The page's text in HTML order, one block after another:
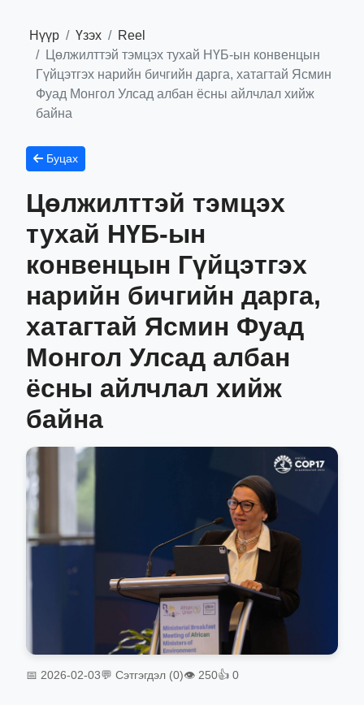
Нүүр Үзэх
Reel
Цөлжилттэй тэмцэх тухай НҮБ-ын конвенцын
Гүйцэтгэх нарийн бичгийн дарга, хатагтай Ясмин
Фуад Монгол Улсад албан ёсны айлчлал хийж
байна
Буцах
Цөлжилттэй тэмцэх
тухай НҮБ-ын
конвенцын Гүйцэтгэх
нарийн бичгийн дарга,
хатагтай Ясмин Фуад
Монгол Улсад албан
ёсны айлчлал хийж
байна
📅 2026-02-03💬 Сэтгэгдэл (0)👁 250👍 0